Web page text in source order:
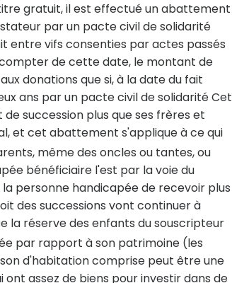
gratuit, il est effectué un abattement
par un pacte civil de solidarité
entre vifs consenties par actes passés
de cette date, le montant de
donations que si, à la date du fait
ans par un pacte civil de solidarité Cet
succession plus que ses frères et
et cet abattement s'applique à ce qui
même des oncles ou tantes, ou
bénéficiaire l'est par la voie du
personne handicapée de recevoir plus
des successions vont continuer à
la réserve des enfants du souscripteur
par rapport à son patrimoine (les
d'habitation comprise peut être une
assez de biens pour investir dans de